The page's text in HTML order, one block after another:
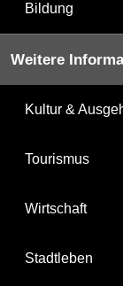
Bildung
Weitere
Kultur &
Tourismus
Wirtschaft
Stadtleben